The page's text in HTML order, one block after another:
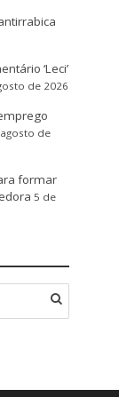
‘Leci’
de 2026
de
formar
5 de